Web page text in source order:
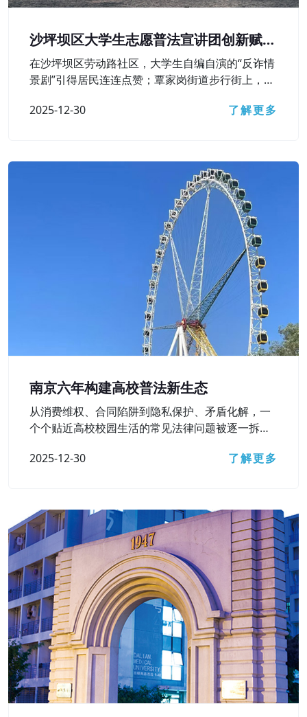
沙坪坝区大学生志愿普法宣讲团创新赋能
基层普法之路
在沙坪坝区劳动路社区，大学生自编自演的“反诈情
景剧”引得居民连连点赞；覃家岗街道步行街上，一
弄懂了遗嘱效力、高空抛物责任等法律知识
2025-12-30 了解更多
南京六年构建高校普法新生态
从消费维权、合同陷阱到隐私保护、矛盾化解，一
个个贴近高校校园生活的常见法律问题被逐一拆
进高校”活动之“‘检’爱青春 ‘宁’护未来”主题直播访谈
2025-12-30 了解更多